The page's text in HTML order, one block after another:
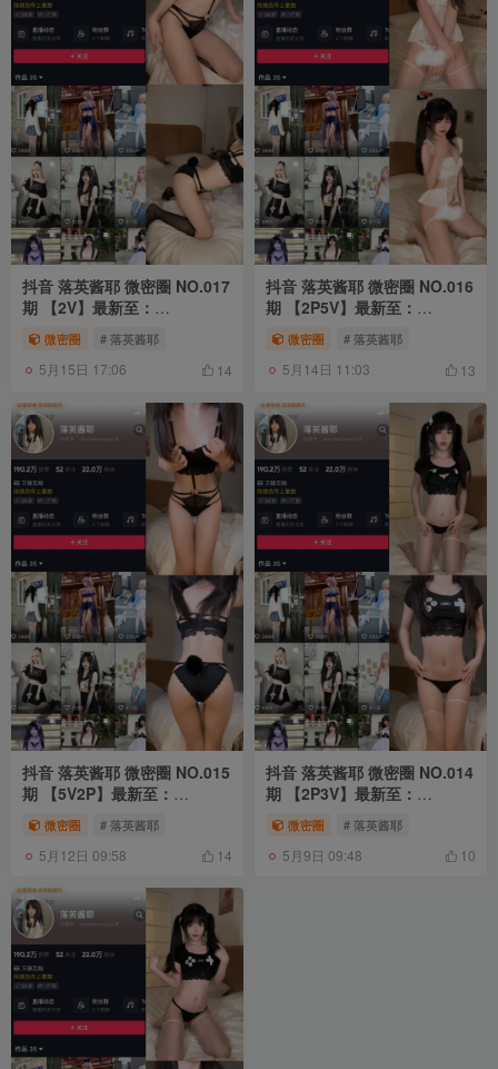
抖音 落英酱耶 微密圈 NO.017
期 【2V】最新至：
2023.11.02
微密圈 # 落英酱耶
5月15日 17:06 14
抖音 落英酱耶 微密圈 NO.016
期 【2P5V】最新至：
2023.10.27
微密圈 # 落英酱耶
5月14日 11:03 13
抖音 落英酱耶 微密圈 NO.015
期 【5V2P】最新至：
2023.10.20
微密圈 # 落英酱耶
5月12日 09:58 14
抖音 落英酱耶 微密圈 NO.014
期 【2P3V】最新至：
2023.10.4
微密圈 # 落英酱耶
5月9日 09:48 10